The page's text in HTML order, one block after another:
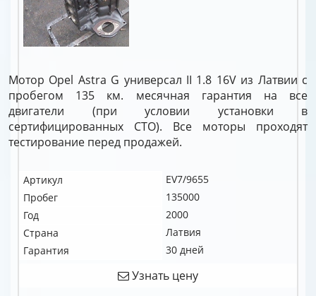
Мотор Opel Astra G универсал II 1.8 16V из Латвии с
пробегом 135 км. месячная гарантия на все
двигатели (при условии установки в
сертифицированных СТО). Все моторы проходят
тестирование перед продажей.
Артикул
EV7/9655
Пробег
135000
Год
2000
Страна
Латвия
Гарантия
30 дней
Узнать цену